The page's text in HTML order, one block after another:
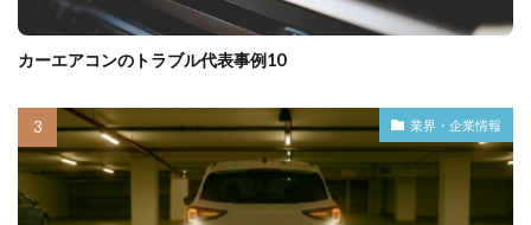
カーエアコンのトラブル代表事例10
業界・企業情報